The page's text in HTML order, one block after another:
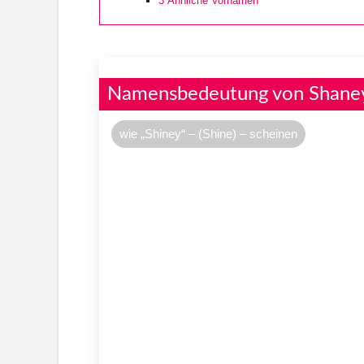
Namensbedeutung von
wie „Shiney“ – (Shine) – scheinen